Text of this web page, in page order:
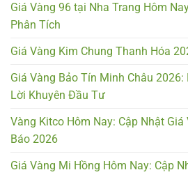
Giá Vàng 96 tại Nha Trang Hôm
Phân Tích
Giá Vàng Kim Chung Thanh Hóa
Giá Vàng Bảo Tín Minh Châu 2026:
Lời Khuyên Đầu Tư
Vàng Kitco Hôm Nay: Cập Nhật
Báo 2026
Giá Vàng Mi Hồng Hôm Nay: Cập